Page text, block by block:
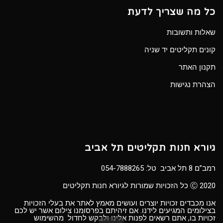
כל מה שצריך לדעת
שאלות ותשובות
קונים תקליטים יד שניה
תקנון האתר
הצהרת נגישות
גיורא חנות תקליטים תל אביב
רמב”ם 8 תל אביב טל:
054-7888265
Ⓒ 2020 כל הזכויות שמורות לגיורא חנות תקליטים
אנו מכבדים זכויות יוצרים ועושים מאמץ לאתר את בעלי הזכויות
בצילומים המגיעים לידנו. אם זיהיתם בפרסומנו צילום אשר יש לכם
זכויות בו, אתם רשאים לפנות אלינו ולבקש לחדול מהשימוש